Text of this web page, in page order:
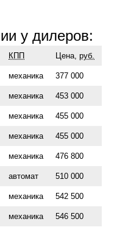
у дилеров:
КПП Цена, руб.
механика 377 000
механика 453 000
механика 455 000
механика 455 000
механика 476 800
автомат 510 000
механика 542 500
механика 546 500